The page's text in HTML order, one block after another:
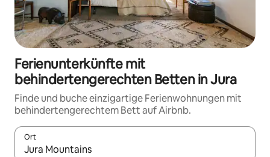
Ferienunterkünfte mit
behindertengerechten Betten in Jura
Finde und buche einzigartige Ferienwohnungen mit
behindertengerechtem Bett auf Airbnb.
Ort
Wenn Ergebnisse verfügbar sind, navigiere mit den